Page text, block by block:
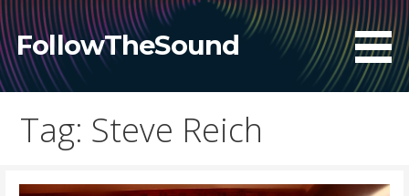
Skip
to
content
FollowTheSound
Tag: Steve Reich